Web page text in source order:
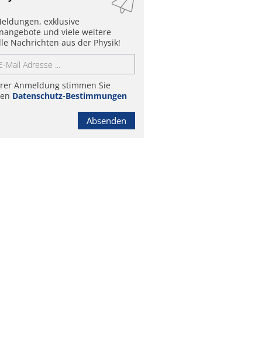
exklusive
und viele weitere
Nachrichten aus der Physik!
Anmeldung stimmen Sie
Datenschutz-Bestimmungen
Absenden